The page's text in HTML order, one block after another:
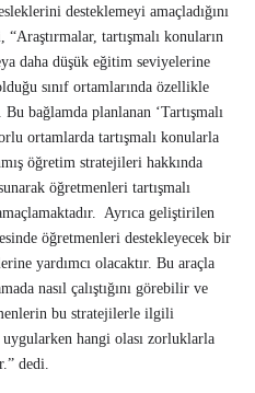
desteklemeyi amaçladığını
tartışmalı konuların
daha düşük eğitim seviyelerine
sınıf ortamlarında özellikle
bağlamda planlanan ‘Tartışmalı
ortamlarda tartışmalı konularla
öğretim stratejileri hakkında
öğretmenleri tartışmalı
Ayrıca geliştirilen
öğretmenleri destekleyecek bir
yardımcı olacaktır. Bu araçla
nasıl çalıştığını görebilir ve
bu stratejilerle ilgili
uygularken hangi olası zorluklarla
dedi.